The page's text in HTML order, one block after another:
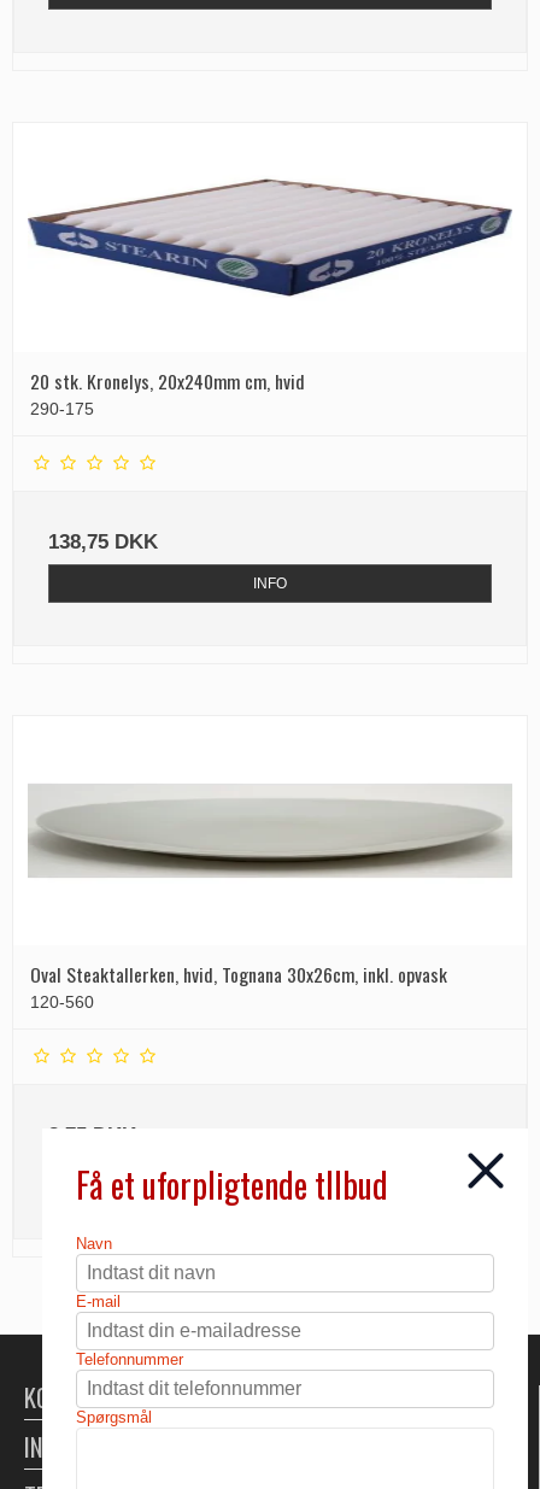
20 stk. Kronelys, 20x240mm cm, hvid
290-175
138,75 DKK
INFO
Oval Steaktallerken, hvid, Tognana 30x26cm, inkl. opvask
120-560
8,75 DKK
INFO
KONTAKT
INFORMATION
Få et uforpligtende tllbud
Navn
E-mail
Telefonnummer
Spørgsmål